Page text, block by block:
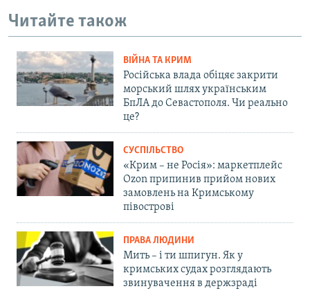
Читайте також
ВІЙНА ТА КРИМ
Російська влада обіцяє закрити
морський шлях українським
БпЛА до Севастополя. Чи реально
це?
СУСПІЛЬСТВО
«Крим – не Росія»: маркетплейс
Ozon припинив прийом нових
замовлень на Кримському
півострові
ПРАВА ЛЮДИНИ
Мить – і ти шпигун. Як у
кримських судах розглядають
звинувачення в держзраді